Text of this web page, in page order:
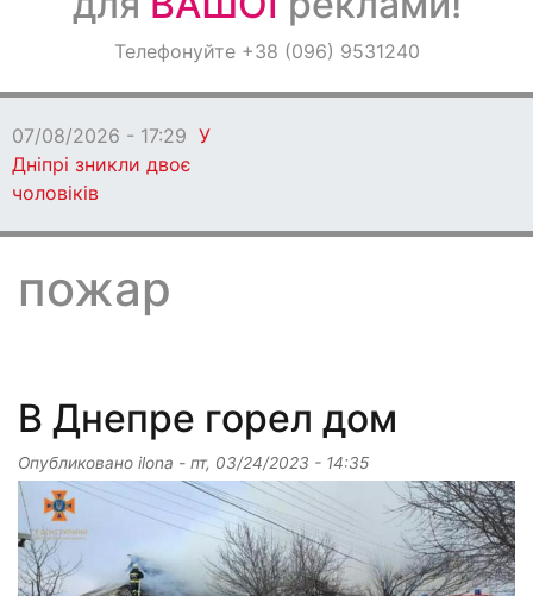
ОголошенняТелефонуйте +38 (096) 9531240
07/08/2026 - 17:22
побили та пограбували чоловіка
пожар
В Днепре горел дом
Опубликовано ilona - пт, 03/24/2023 - 14:35